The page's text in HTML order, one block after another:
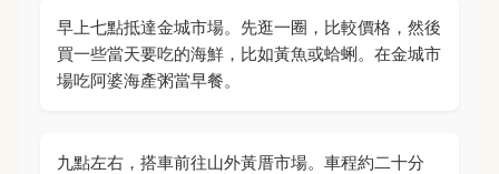
早上七點抵達金城市場。先逛一圈，比較價格，然後
買一些當天要吃的海鮮，比如黃魚或蛤蜊。在金城市
場吃阿婆海產粥當早餐。
九點左右，搭車前往山外黃厝市場。車程約二十分